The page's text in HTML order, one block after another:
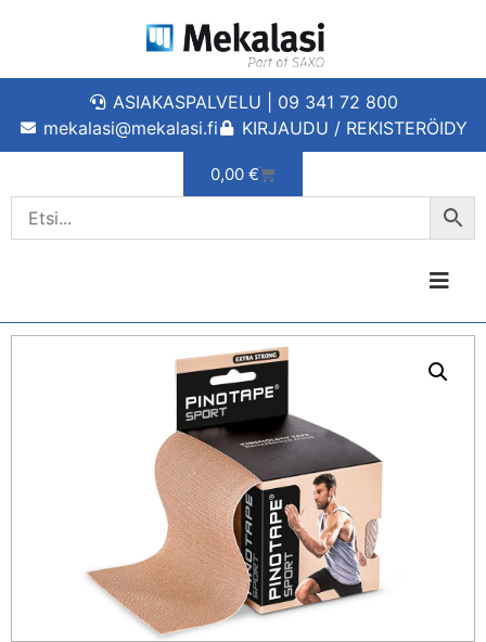
ASIAKASPALVELU | 09 341 72 800
mekalasi@mekalasi.fi
KIRJAUDU / REKISTERÖIDY
0,00 €